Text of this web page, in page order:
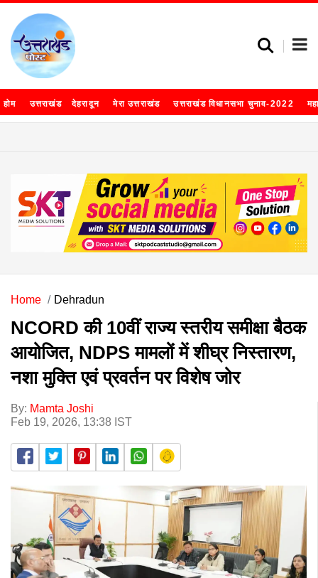
होम उत्तराखंड देहरादून मेरा उत्तराखंड उत्तराखंड विधानसभा चुनाव-2022
Home Dehradun
NCORD की 10वीं राज्य स्तरीय समीक्षा बैठक
आयोजित, NDPS मामलों में शीघ्र निस्तारण,
नशा मुक्ति एवं प्रवर्तन पर विशेष जोर
By: Mamta Joshi
Feb 19, 2026, 13:38 IST